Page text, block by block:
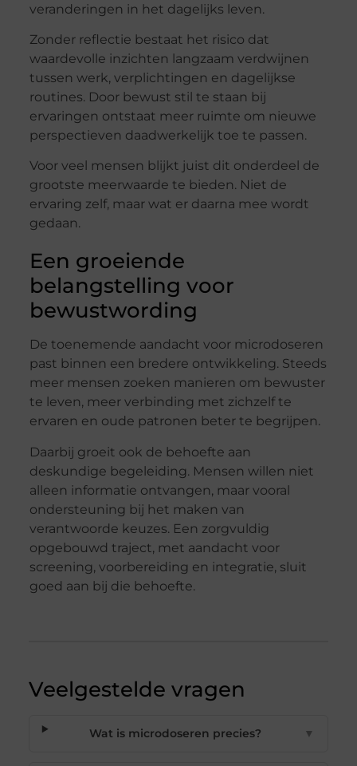
veranderingen in het dagelijks leven.
Zonder reflectie bestaat het risico dat
waardevolle inzichten langzaam verdwijnen
tussen werk, verplichtingen en dagelijkse
routines. Door bewust stil te staan bij
ervaringen ontstaat meer ruimte om nieuwe
perspectieven daadwerkelijk toe te passen.
Voor veel mensen blijkt juist dit onderdeel de
grootste meerwaarde te bieden. Niet de
ervaring zelf, maar wat er daarna mee wordt
gedaan.
Een groeiende
belangstelling voor
bewustwording
De toenemende aandacht voor microdoseren
past binnen een bredere ontwikkeling. Steeds
meer mensen zoeken manieren om bewuster
te leven, meer verbinding met zichzelf te
ervaren en oude patronen beter te begrijpen.
Daarbij groeit ook de behoefte aan
deskundige begeleiding. Mensen willen niet
alleen informatie ontvangen, maar vooral
ondersteuning bij het maken van
verantwoorde keuzes. Een zorgvuldig
opgebouwd traject, met aandacht voor
screening, voorbereiding en integratie, sluit
goed aan bij die behoefte.
Veelgestelde vragen
Wat is microdoseren precies? ▼